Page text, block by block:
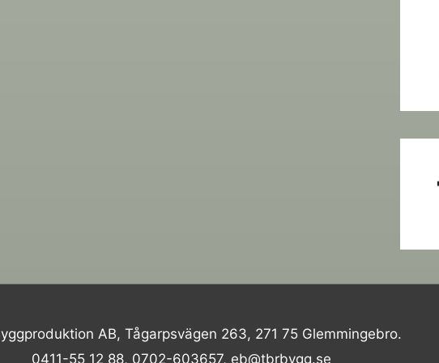
AB, Tågarpsvägen 263, 271 75 Glemmingebro.
0411-55 12 88, 0702-603657, eb@tbrbygg.se